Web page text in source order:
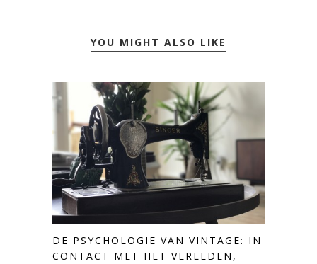
YOU MIGHT ALSO LIKE
DE PSYCHOLOGIE VAN VINTAGE: IN
CONTACT MET HET VERLEDEN,